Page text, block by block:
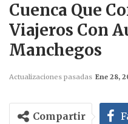
Cuenca Que
Viajeros Con
Manchegos
Actualizaciones pasadas Ene 28,
Compartir